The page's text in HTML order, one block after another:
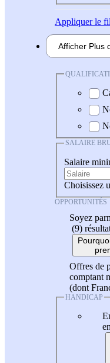
Appliquerle
Afficher Plus
SALAIRE
Salaire
Choisissez
OPPORTUNITÉS
Soyez
(9)
Offres de
comptant
(dont
HANDICAP